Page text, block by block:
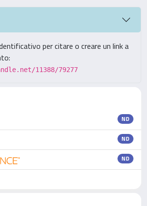
per citare o creare un link a
11388/79277
ND
ND
ND